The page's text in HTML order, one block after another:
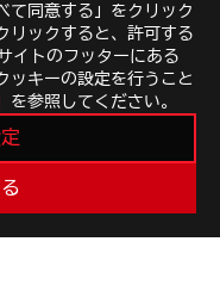
て同意する」をクリック
リックすると、許可する
イトのフッターにある
ッキーの設定を行うこと
を参照してください。
ーボード FILTER